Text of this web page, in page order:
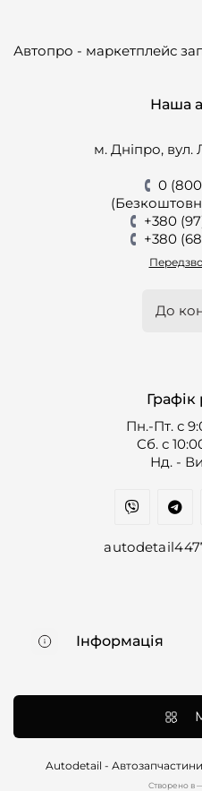
Автопро - маркетплейс
Наша
м. Дніпро, вул.
0
+380
+380
До
Графік
Пн.-Пт. с
Cб. с
Нд. -
Інформація
Контакти
Договір оферти
Autodetail - Автозапчастини
Cтворено в